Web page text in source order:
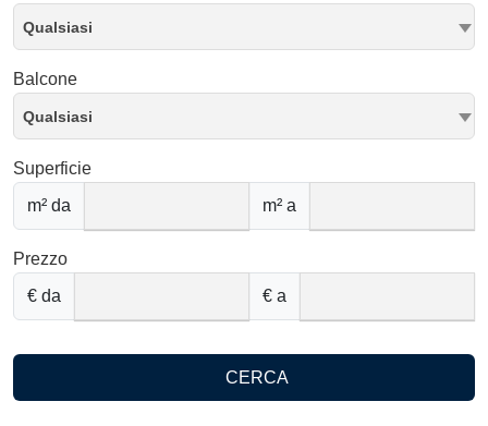
Qualsiasi
Balcone
Qualsiasi
Superficie
m² da
m² a
Prezzo
€ da
€ a
CERCA